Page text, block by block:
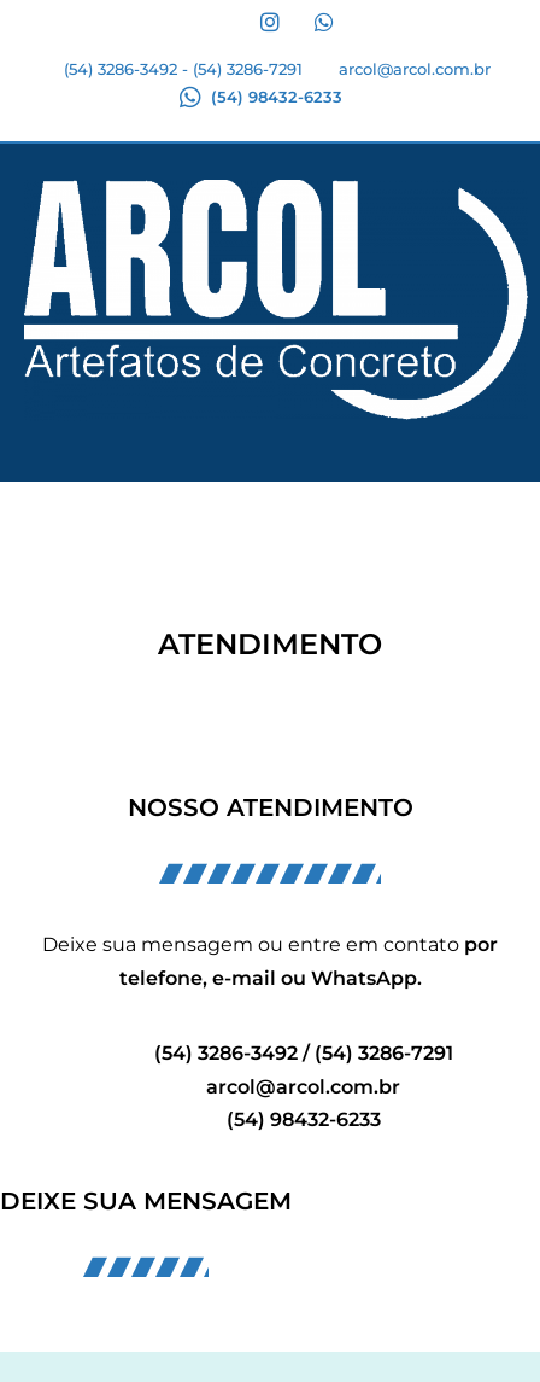
(54) 3286-3492 - (54) 3286-7291
arcol@arcol.com.br
(54) 98432-6233
ATENDIMENTO
NOSSO ATENDIMENTO
Deixe sua mensagem ou entre em contato por
telefone, e-mail ou WhatsApp.
(54) 3286-3492 / (54) 3286-7291
arcol@arcol.com.br
(54) 98432-6233
DEIXE SUA MENSAGEM